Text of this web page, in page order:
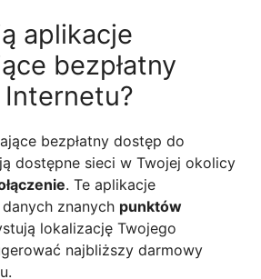
aplikacje
bezpłatny
bezpłatny dostęp do
dostępne sieci w Twojej okolicy
. Te aplikacje
znanych punktów
lokalizację Twojego
najbliższy darmowy